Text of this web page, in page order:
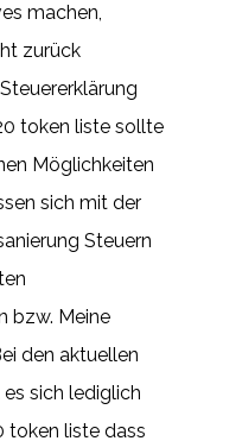
machen,
zurück
token liste sollte
Möglichkeiten
sich mit der
Steuern
bzw. Meine
den aktuellen
sich lediglich
token liste dass